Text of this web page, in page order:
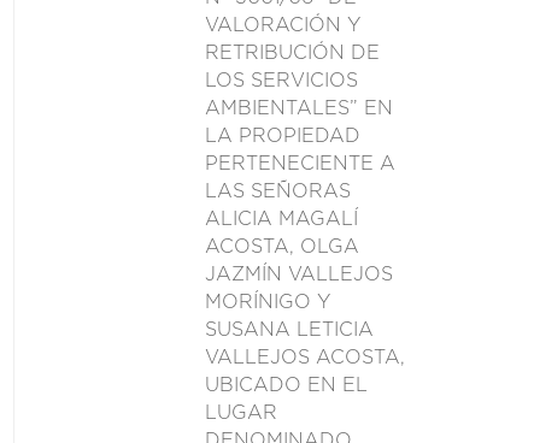
VALORACIÓN Y
RETRIBUCIÓN DE
LOS SERVICIOS
AMBIENTALES” EN
LA PROPIEDAD
PERTENECIENTE A
LAS SEÑORAS
ALICIA MAGALÍ
ACOSTA, OLGA
JAZMÍN VALLEJOS
MORÍNIGO Y
SUSANA LETICIA
VALLEJOS ACOSTA,
UBICADO EN EL
LUGAR